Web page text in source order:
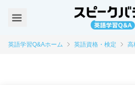
英語学習Q&Aホーム 英語資格・検定 高